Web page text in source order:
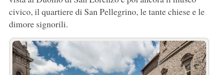
civico, il quartiere di San Pellegrino, le tante chiese e le
dimore signorili.